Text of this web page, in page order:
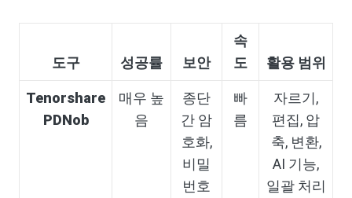
도구 성공률 보안
속
도
활용 범위
Tenorshare
PDNob
매우 높
음
종단
간 암
호화,
비밀
번호
빠
름
자르기,
편집, 압
축, 변환,
AI 기능,
일괄 처리